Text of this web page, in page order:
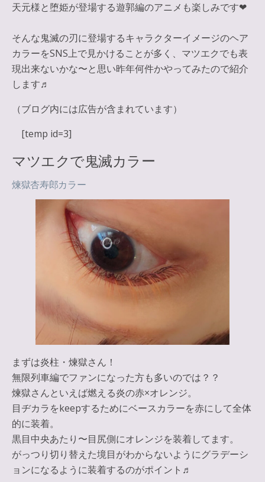
天元様と堕姫が登場する遊郭編のアニメも楽しみです❤︎
そんな鬼滅の刃に登場するキャラクターイメージのヘア
カラーをSNS上で見かけることが多く、マツエクでも表
現出来ないかな〜と思い昨年何件かやってみたので紹介
します♬
（ブログ内には広告が含まれています）
[temp id=3]
マツエクで鬼滅カラー
煉獄杏寿郎カラー
まずは炎柱・煉獄さん！
無限列車編でファンになった方も多いのでは？？
煉獄さんといえば燃える炎の赤×オレンジ。
目ヂカラをkeepするためにベースカラーを赤にして全体
的に装着。
黒目中央あたり〜目尻側にオレンジを装着してます。
がっつり切り替えた境目がわからないようにグラデーシ
ョンになるように装着するのがポイント♬